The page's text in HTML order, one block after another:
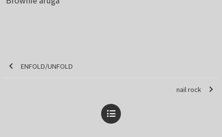
ENFOLD/UNFOLD
nail rock